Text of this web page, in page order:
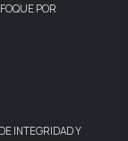
POR
INTEGRIDAD Y